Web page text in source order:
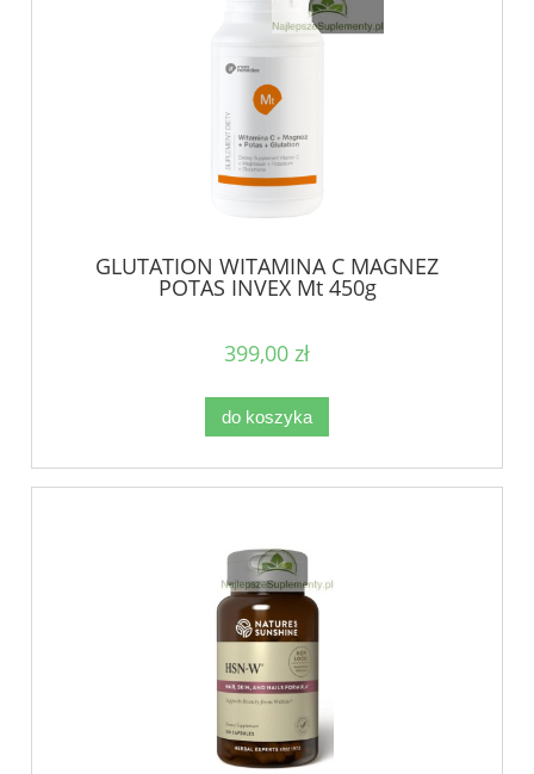
GLUTATION WITAMINA C MAGNEZ
POTAS INVEX Mt 450g
399,00 zł
do koszyka